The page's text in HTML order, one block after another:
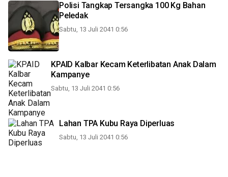
Polisi Tangkap Tersangka 100 Kg Bahan
Peledak
Sabtu, 13 Juli 2041 0:56
KPAID Kalbar Kecam Keterlibatan Anak Dalam
Kampanye
Sabtu, 13 Juli 2041 0:56
Lahan TPA Kubu Raya Diperluas
Sabtu, 13 Juli 2041 0:56